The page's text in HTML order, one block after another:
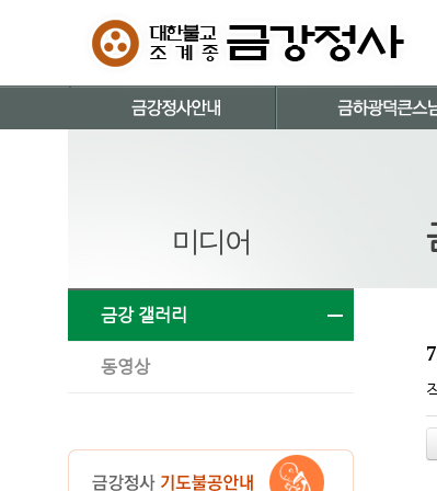
미디어
금강 갤러리
동영상